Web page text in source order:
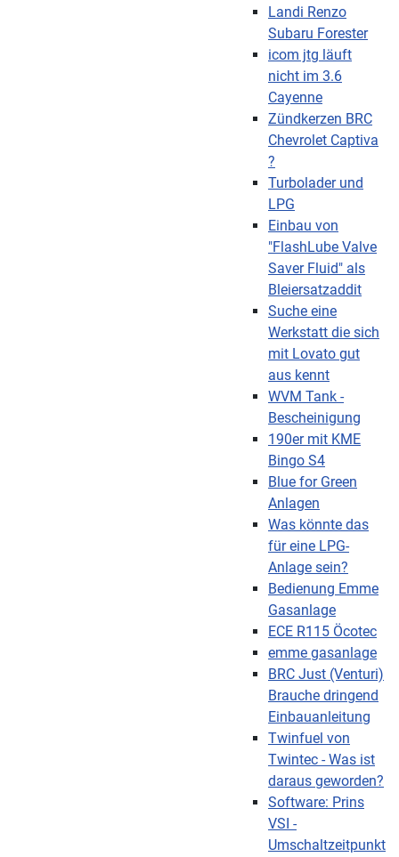
Landi Renzo
Subaru Forester
icom jtg läuft
nicht im 3.6
Cayenne
Zündkerzen BRC
Chevrolet Captiva
?
Turbolader und
LPG
Einbau von
"FlashLube Valve
Saver Fluid" als
Bleiersatzaddit
Suche eine
Werkstatt die sich
mit Lovato gut
aus kennt
WVM Tank -
Bescheinigung
190er mit KME
Bingo S4
Blue for Green
Anlagen
Was könnte das
für eine LPG-
Anlage sein?
Bedienung Emme
Gasanlage
ECE R115 Öcotec
emme gasanlage
BRC Just (Venturi)
Brauche dringend
Einbauanleitung
Twinfuel von
Twintec - Was ist
daraus geworden?
Software: Prins
VSI -
Umschaltzeitpunkt